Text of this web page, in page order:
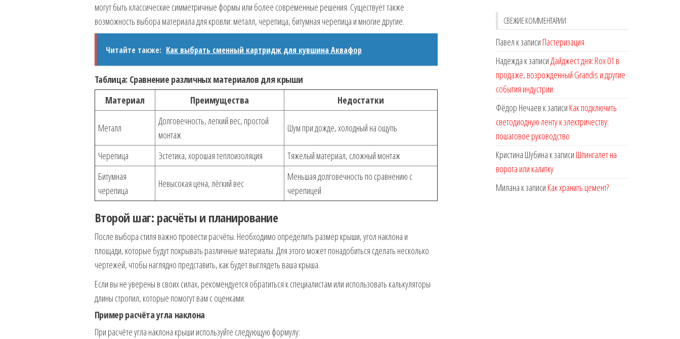
могут быть классические симметричные формы или более современные решения. Существует также
возможность выбора материала для кровли: металл, черепица, битумная черепица и многие другие.
Читайте также: Как выбрать сменный картридж для кувшина Аквафор
Таблица: Сравнение различных материалов для крыши
Материал
Преимущества Недостатки
Металл
Долговечность, легкий вес, простой
монтаж
Шум при дожде, холодный на ощупь
Черепица Эстетика, хорошая теплоизоляция
Тяжелый материал, сложный монтаж
Битумная
черепица
Невысокая цена, лёгкий вес
Меньшая долговечность по сравнению с
черепицей
Второй шаг: расчёты и планирование
После выбора стиля важно провести расчёты. Необходимо определить размер крыши, угол наклона и
площади, которые будут покрывать различные материалы. Для этого может понадобиться сделать несколько
чертежей, чтобы наглядно представить, как будет выглядеть ваша крыша.
Если вы не уверены в своих силах, рекомендуется обратиться к специалистам или использовать калькуляторы
длины стропил, которые помогут вам с оценками.
Пример расчёта угла наклона
При расчёте угла наклона крыши используйте следующую формулу:
СВЕЖИЕ КОММЕНТАРИИ
Павел к записи Пастеризация
Надежда к записиДайджест дня: Rox 01 в
продаже, возрожденный Grandis и другие
события индустрии
Фёдор Нечаев к записи Как подключить
светодиодную ленту к электричеству:
пошаговое руководство
Кристина Шубина к записи Шпингалет на
ворота или калитку
Милана к записи Как хранить цемент?